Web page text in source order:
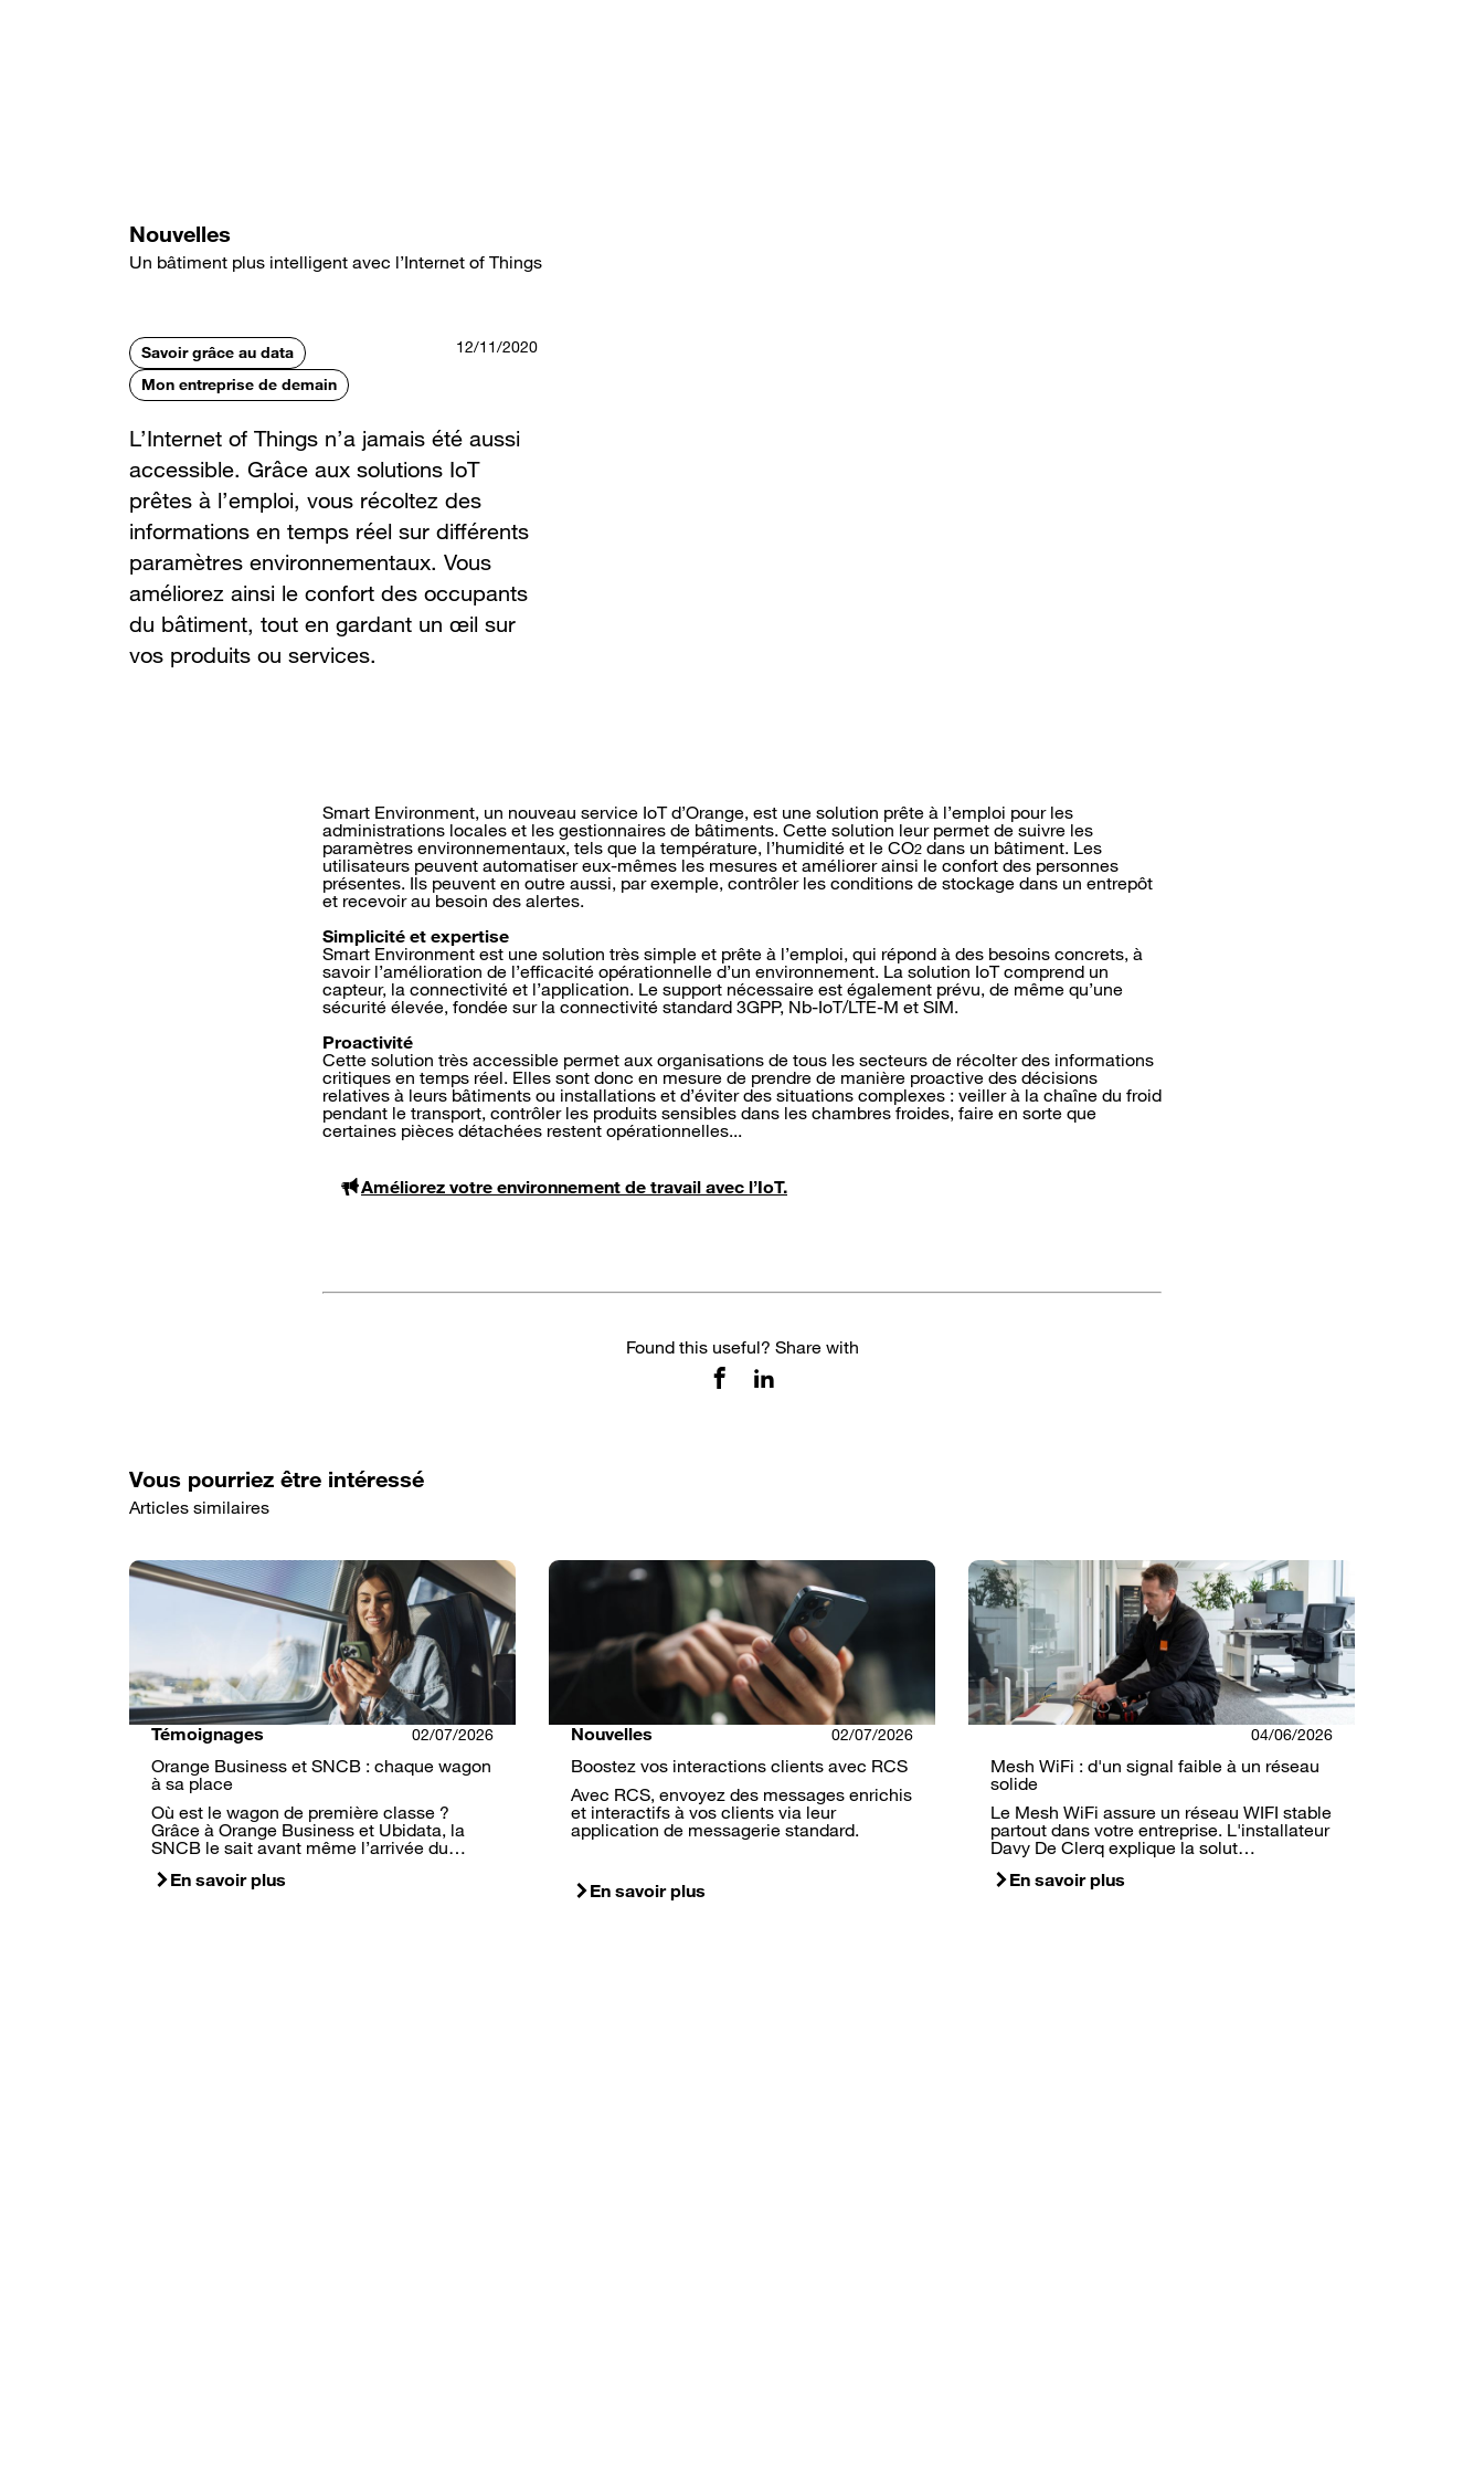
Nouvelles
Un bâtiment plus intelligent avec l’Internet of Things
Savoir grâce au data
Mon entreprise de demain
12/11/2020
L’Internet of Things n’a jamais été aussi
accessible. Grâce aux solutions IoT
prêtes à l’emploi, vous récoltez des
informations en temps réel sur différents
paramètres environnementaux. Vous
améliorez ainsi le confort des occupants
du bâtiment, tout en gardant un œil sur
vos produits ou services.
Smart Environment, un nouveau service IoT d’Orange, est une solution prête à l’emploi pour les
administrations locales et les gestionnaires de bâtiments. Cette solution leur permet de suivre les
paramètres environnementaux, tels que la température, l’humidité et le CO2 dans un bâtiment. Les
utilisateurs peuvent automatiser eux-mêmes les mesures et améliorer ainsi le confort des personnes
présentes. Ils peuvent en outre aussi, par exemple, contrôler les conditions de stockage dans un entrepôt
et recevoir au besoin des alertes.
Simplicité et expertise
Smart Environment est une solution très simple et prête à l’emploi, qui répond à des besoins concrets, à
savoir l’amélioration de l’efficacité opérationnelle d’un environnement. La solution IoT comprend un
capteur, la connectivité et l’application. Le support nécessaire est également prévu, de même qu’une
sécurité élevée, fondée sur la connectivité standard 3GPP, Nb-IoT/LTE-M et SIM.
Proactivité
Cette solution très accessible permet aux organisations de tous les secteurs de récolter des informations
critiques en temps réel. Elles sont donc en mesure de prendre de manière proactive des décisions
relatives à leurs bâtiments ou installations et d’éviter des situations complexes : veiller à la chaîne du froid
pendant le transport, contrôler les produits sensibles dans les chambres froides, faire en sorte que
certaines pièces détachées restent opérationnelles...
Améliorez votre environnement de travail avec l’IoT.
Found this useful? Share with
Vous pourriez être intéressé
Articles similaires
Témoignages 02/07/2026
Orange Business et SNCB : chaque wagon
à sa place
Où est le wagon de première classe ?
Grâce à Orange Business et Ubidata, la
SNCB le sait avant même l’arrivée du…
En savoir plus
Nouvelles 02/07/2026
Boostez vos interactions clients avec RCS
Avec RCS, envoyez des messages enrichis
et interactifs à vos clients via leur
application de messagerie standard.
En savoir plus
04/06/2026
Mesh WiFi : d'un signal faible à un réseau
solide
Le Mesh WiFi assure un réseau WIFI stable
partout dans votre entreprise. L'installateur
Davy De Clerq explique la solut…
En savoir plus